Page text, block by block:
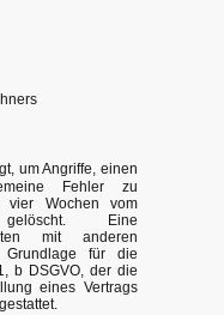
um Angriffe, einen
Fehler zu
vier Wochen vom
Eine
mit anderen
Grundlage für die
b DSGVO, der die
eines Vertrags